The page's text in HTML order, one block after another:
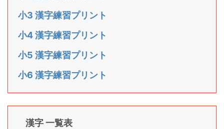
小3 漢字練習プリント
小4 漢字練習プリント
小5 漢字練習プリント
小6 漢字練習プリント
漢字 一覧表